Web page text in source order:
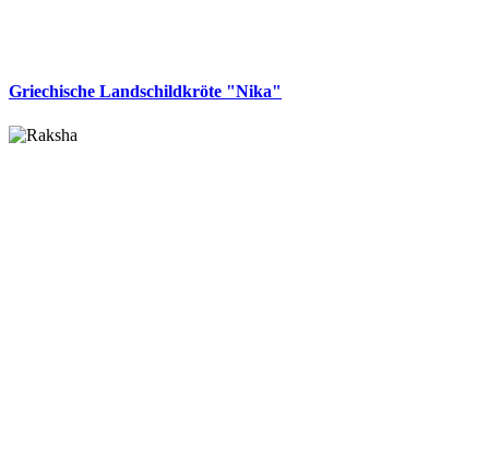
Griechische Landschildkröte "Nika"